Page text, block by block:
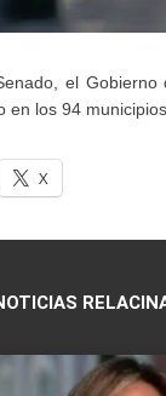
el Gobierno
en los 94
X